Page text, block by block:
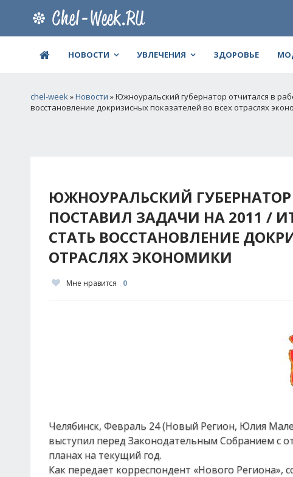
НОВОСТИ УВЛЕЧЕНИЯ ЗДОРОВЬЕ
chel-week»Новости » Южноуральский губернатор отчитался в
восстановление докризисных показателей во всех отраслях
ЮЖНОУРАЛЬСКИЙ ГУБЕРНАТОР
ПОСТАВИЛ ЗАДАЧИ НА 2011 /
СТАТЬ ВОССТАНОВЛЕНИЕ
ОТРАСЛЯХ ЭКОНОМИКИ
Мне нравится 0
Челябинск, Февраль 24 (Новый Регион, Юлия
выступил перед Законодательным Собранием с
планах на текущий год.
Как передает корреспондент «Нового Региона»,